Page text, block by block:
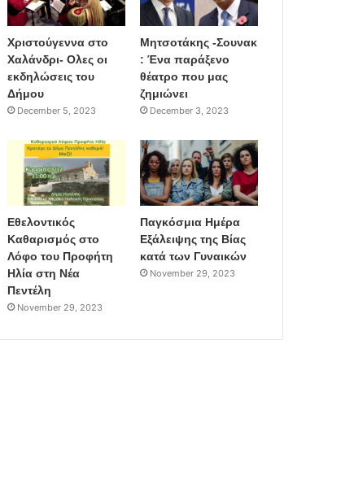
Χριστούγεννα στο
Χαλάνδρι- Ολες οι
εκδηλώσεις του
Δήμου
December 5, 2023
Μητσοτάκης -Σουνακ
: Ένα παράξενο
θέατρο που μας
ζημιώνει
December 3, 2023
Εθελοντικός
Καθαρισμός στο
Λόφο του Προφήτη
Ηλία στη Νέα
Πεντέλη
November 29, 2023
Παγκόσμια Ημέρα
Εξάλειψης της Βίας
κατά των Γυναικών
November 29, 2023